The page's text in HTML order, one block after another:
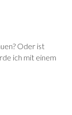
Oder ist
ich mit einem